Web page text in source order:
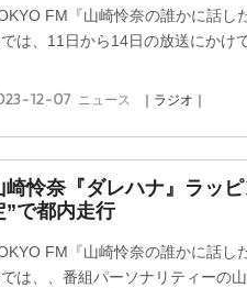
FM『山崎怜奈の誰かに話し
は、11日から14日の放送にかけ
12-07 ニュース ｜ラジオ｜
崎怜奈『ダレハナ』ラッ
”で都内走行
FM『山崎怜奈の誰かに話し
は、、番組パーソナリティーの